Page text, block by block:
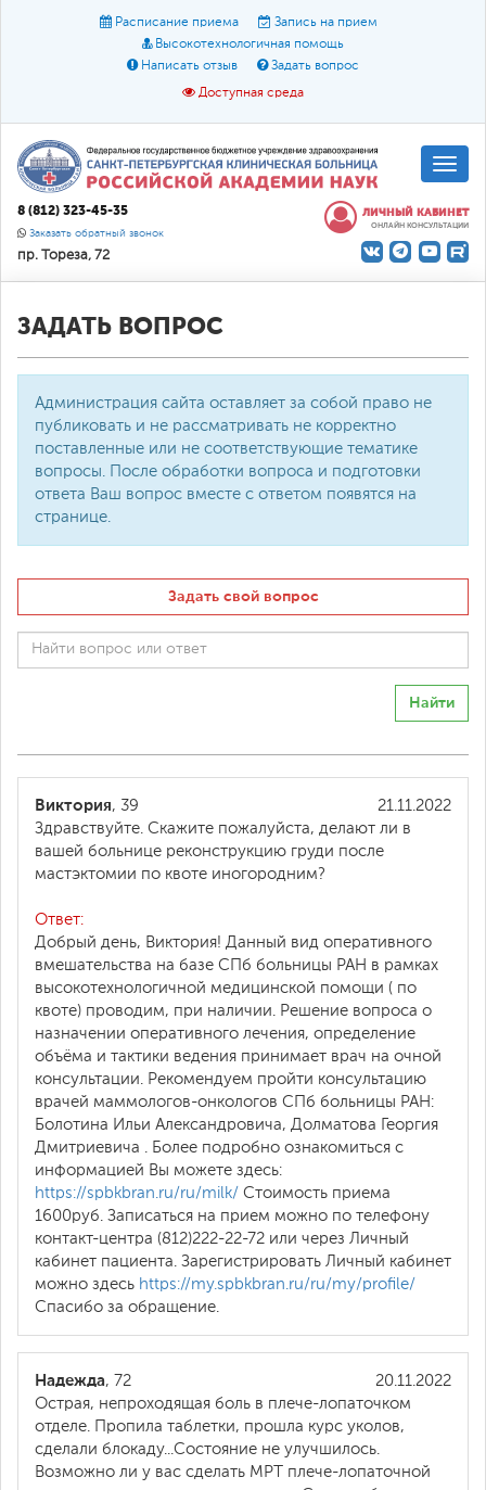
Расписание приема
Запись на прием
Высокотехнологичная помощь
Написать отзыв
Задать вопрос
Доступная среда
Размер шрифта: A A A
Цвет:
О доступной среде
8 (812) 323-45-35
Заказать обратный звонок
пр. Тореза, 72
ЛИЧНЫЙ КАБИНЕТ
ОНЛАЙН КОНСУЛЬТАЦИИ
ЗАДАТЬ ВОПРОС
Администрация сайта оставляет за собой право не
публиковать и не рассматривать не корректно
поставленные или не соответствующие тематике
вопросы. После обработки вопроса и подготовки
ответа Ваш вопрос вместе с ответом появятся на
странице.
Задать свой вопрос
Найти
21.11.2022
Виктория, 39
Здравствуйте. Скажите пожалуйста, делают ли в
вашей больнице реконструкцию груди после
мастэктомии по квоте иногородним?
Ответ:
Добрый день, Виктория! Данный вид оперативного
вмешательства на базе СПб больницы РАН в рамках
высокотехнологичной медицинской помощи ( по
квоте) проводим, при наличии. Решение вопроса о
назначении оперативного лечения, определение
объёма и тактики ведения принимает врач на очной
консультации. Рекомендуем пройти консультацию
врачей маммологов-онкологов СПб больницы РАН:
Болотина Ильи Александровича, Долматова Георгия
Дмитриевича . Более подробно ознакомиться с
информацией Вы можете здесь:
https://spbkbran.ru/ru/milk/ Стоимость приема
1600руб. Записаться на прием можно по телефону
контакт-центра (812)222-22-72 или через Личный
кабинет пациента. Зарегистрировать Личный кабинет
можно здесь https://my.spbkbran.ru/ru/my/profile/
Спасибо за обращение.
20.11.2022
Надежда, 72
Острая, непроходящая боль в плече-лопаточком
отделе. Пропила таблетки, прошла курс уколов,
сделали блокаду...Состояние не улучшилось.
Возможно ли у вас сделать МРТ плече-лопаточной